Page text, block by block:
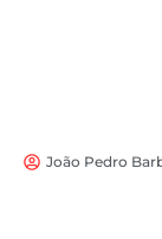
João Pedro